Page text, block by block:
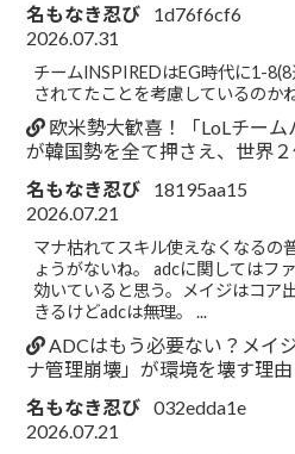
名もなき忍び
1d76f6cf6
2026.07.31
チームINSPIREDはEG時代に1-
されてたことを考慮しているのか
欧米勢大歓喜！「LoLチー
が韓国勢を全て押さえ、世界
名もなき忍び
18195aa15
2026.07.21
マナ枯れてスキル使えなくなるの
ょうがないね。 adcに関してはフ
効いていると思う。メイジはコア
きるけどadcは無理。 ...
ADCはもう必要ない？メイ
ナ管理崩壊」が環境を壊す理由
名もなき忍び 032edda1e
2026.07.21